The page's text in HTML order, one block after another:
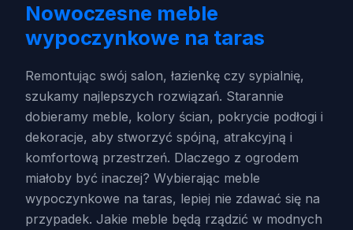
Nowoczesne meble
wypoczynkowe na taras
Remontując swój salon, łazienkę czy sypialnię,
szukamy najlepszych rozwiązań. Starannie
dobieramy meble, kolory ścian, pokrycie podłogi i
dekoracje, aby stworzyć spójną, atrakcyjną i
komfortową przestrzeń. Dlaczego z ogrodem
miałoby być inaczej? Wybierając meble
wypoczynkowe na taras, lepiej nie zdawać się na
przypadek. Jakie meble będą rządzić w modnych